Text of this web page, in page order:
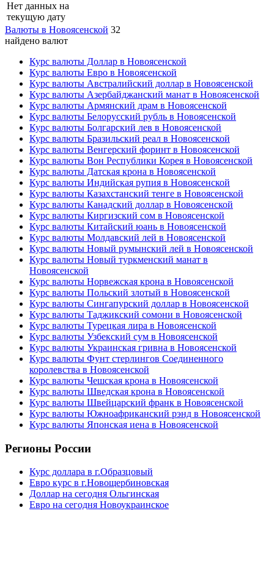
Нет данных на
текущую дату
Валюты в Новоясенской 32
найдено валют
Курс валюты Доллар в Новоясенской
Курс валюты Евро в Новоясенской
Курс валюты Австралийский доллар в Новоясенской
Курс валюты Азербайджанский манат в Новоясенской
Курс валюты Армянский драм в Новоясенской
Курс валюты Белорусский рубль в Новоясенской
Курс валюты Болгарский лев в Новоясенской
Курс валюты Бразильский реал в Новоясенской
Курс валюты Венгерский форинт в Новоясенской
Курс валюты Вон Республики Корея в Новоясенской
Курс валюты Датская крона в Новоясенской
Курс валюты Индийская рупия в Новоясенской
Курс валюты Казахстанский тенге в Новоясенской
Курс валюты Канадский доллар в Новоясенской
Курс валюты Киргизский сом в Новоясенской
Курс валюты Китайский юань в Новоясенской
Курс валюты Молдавский лей в Новоясенской
Курс валюты Новый румынский лей в Новоясенской
Курс валюты Новый туркменский манат в
Новоясенской
Курс валюты Норвежская крона в Новоясенской
Курс валюты Польский злотый в Новоясенской
Курс валюты Сингапурский доллар в Новоясенской
Курс валюты Таджикский сомони в Новоясенской
Курс валюты Турецкая лира в Новоясенской
Курс валюты Узбекский сум в Новоясенской
Курс валюты Украинская гривна в Новоясенской
Курс валюты Фунт стерлингов Соединенного
королевства в Новоясенской
Курс валюты Чешская крона в Новоясенской
Курс валюты Шведская крона в Новоясенской
Курс валюты Швейцарский франк в Новоясенской
Курс валюты Южноафриканский рэнд в Новоясенской
Курс валюты Японская иена в Новоясенской
Регионы России
Курс доллара в г.Образцовый
Евро курс в г.Новощербиновская
Доллар на сегодня Ольгинская
Евро на сегодня Новоукраинское